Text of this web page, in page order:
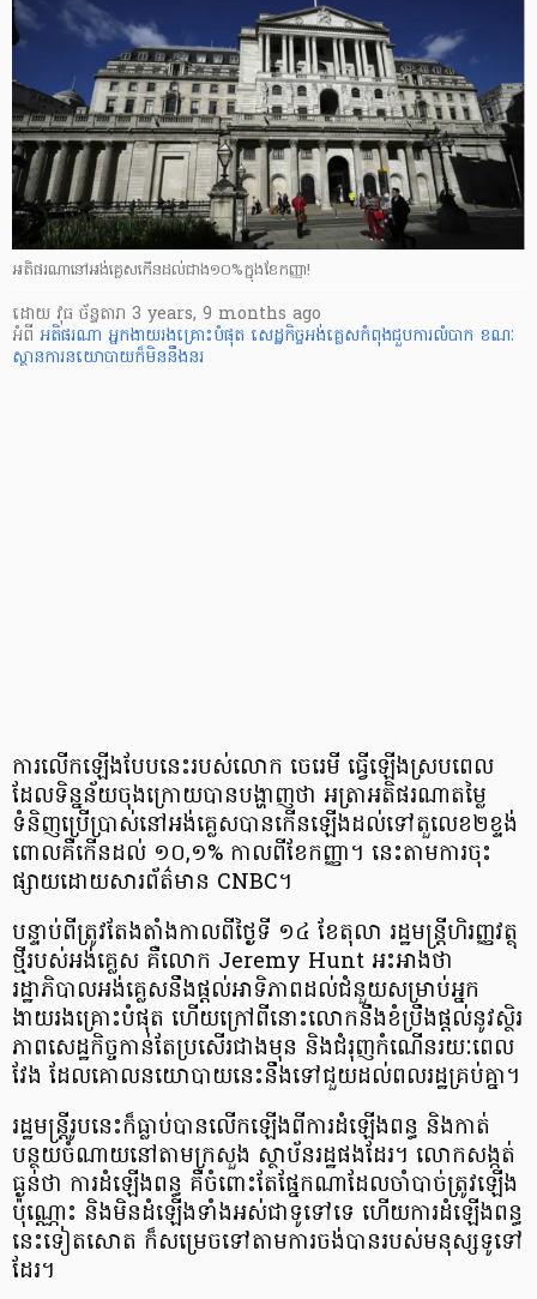
អតិផរណានៅអង់គ្លេសកើនដល់ជាង១០%ក្នុងខែកញ្ញា!
ដោយ វុធ ច័ន្ទតារា 3 years, 9 months ago
អំពី អតិផរណា អ្នកងាយរងគ្រោះបំផុត សេដ្ឋកិច្ចអង់គ្លេសកំពុងជួបការលំបាក ខណៈ
ស្ថានការនយោបាយក៏មិននឹងនរ
ការលើកឡើងបែបនេះរបស់លោក ចេរេមី ធ្វើឡើងស្របពេល
ដែលទិន្នន័យចុងក្រោយបានបង្ហាញថា អត្រាអតិផរណាតម្លៃ
ទំនិញប្រើប្រាស់នៅអង់គ្លេសបានកើនឡើងដល់ទៅតួលេខ២ខ្ទង់
ពោលគឺកើនដល់ ១០,១% កាលពីខែកញ្ញា។ នេះតាមការចុះ
ផ្សាយដោយសារព័ត៌មាន CNBC។
បន្ទាប់ពីត្រូវតែងតាំងកាលពីថ្ងៃទី ១៤ ខែតុលា រដ្ឋមន្ត្រីហិរញ្ញវត្ថុ
ថ្មីរបស់អង់គ្លេស គឺលោក Jeremy Hunt អះអាងថា
រដ្ឋាភិបាលអង់គ្លេសនឹងផ្តល់អាទិភាពដល់ជំនួយសម្រាប់អ្នក
ងាយរងគ្រោះបំផុត ហើយក្រៅពីនោះលោកនឹងខំប្រឹងផ្តល់នូវស្ថិរ
ភាពសេដ្ឋកិច្ចកាន់តែប្រសើរជាងមុន និងជំរុញកំណើនរយៈពេល
វែង ដែលគោលនយោបាយនេះនឹងទៅជួយដល់ពលរដ្ឋគ្រប់គ្នា។
រដ្ឋមន្ត្រីរូបនេះក៏ធ្លាប់បានលើកឡើងពីការដំឡើងពន្ធ និងកាត់
បន្ថយចំណាយនៅតាមក្រសួង ស្ថាប័នរដ្ឋផងដែរ។ លោកសង្កត់
ធ្ងន់ថា ការដំឡើងពន្ធ គឺចំពោះតែផ្នែកណាដែលចាំបាច់ត្រូវឡើង
ប៉ុណ្ណោះ និងមិនដំឡើងទាំងអស់ជាទូទៅទេ ហើយការដំឡើងពន្ធ
នេះទៀតសោត ក៏សម្រេចទៅតាមការចង់បានរបស់មនុស្សទូទៅ
ដែរ។